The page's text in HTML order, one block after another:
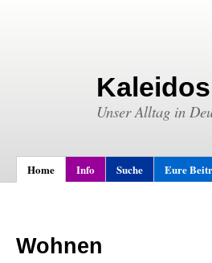
Unser Alltag in
Home Info Suche Eure
Wohnen